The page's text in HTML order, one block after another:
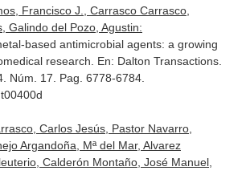
Francisco J., Carrasco Carrasco,
Galindo del Pozo, Agustin:
based antimicrobial agents: a growing
research. En: Dalton Transactions.
Núm. 17. Pag. 6778-6784.
Carlos Jesús, Pastor Navarro,
Argandoña, Mª del Mar, Alvarez
Calderón Montaño, José Manuel,